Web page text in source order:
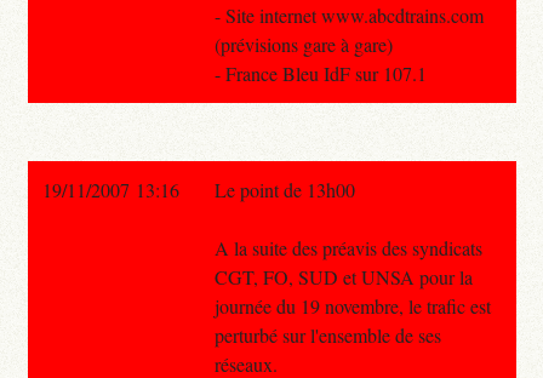
- Site internet www.abcdtrains.com
(prévisions gare à gare)
- France Bleu IdF sur 107.1
19/11/2007 13:16 Le point de 13h00
A la suite des préavis des syndicats
CGT, FO, SUD et UNSA pour la
journée du 19 novembre, le trafic est
perturbé sur l'ensemble de ses
réseaux.